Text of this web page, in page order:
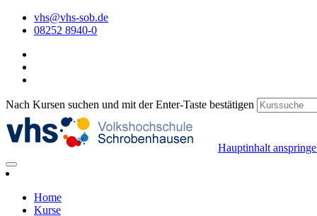
vhs@vhs-sob.de
08252 8940-0
Nach Kursen suchen und mit der Enter-Taste bestätigen
Hauptinhalt
Home
Kurse